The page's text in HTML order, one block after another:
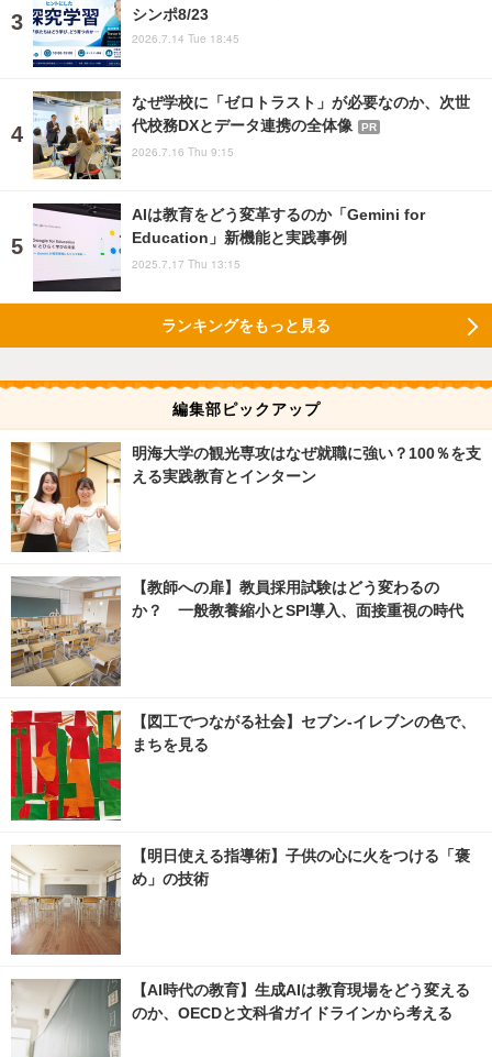
シンポ8/23
2026.7.14 Tue 18:45
なぜ学校に「ゼロトラスト」が必要なのか、次世
代校務DXとデータ連携の全体像
PR
2026.7.16 Thu 9:15
AIは教育をどう変革するのか「Gemini for
Education」新機能と実践事例
2025.7.17 Thu 13:15
ランキングをもっと見る
編集部ピックアップ
明海大学の観光専攻はなぜ就職に強い？100％を支
える実践教育とインターン
【教師への扉】教員採用試験はどう変わるの
か？ 一般教養縮小とSPI導入、面接重視の時代
【図工でつながる社会】セブン‐イレブンの色で、
まちを見る
【明日使える指導術】子供の心に火をつける「褒
め」の技術
【AI時代の教育】生成AIは教育現場をどう変える
のか、OECDと文科省ガイドラインから考える